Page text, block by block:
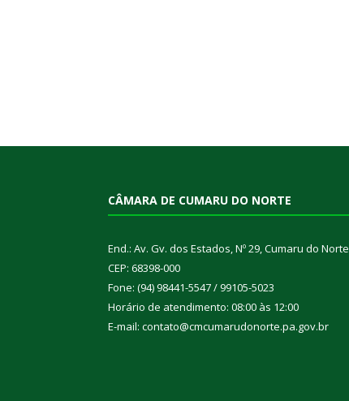
CÂMARA DE CUMARU DO NORTE
End.: Av. Gv. dos Estados, Nº 29, Cumaru do Norte
CEP: 68398-000
Fone: (94) 98441-5547 / 99105-5023
Horário de atendimento: 08:00 às 12:00
E-mail: contato@cmcumarudonorte.pa.gov.br